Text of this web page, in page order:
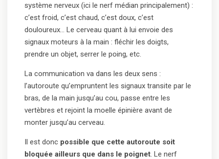
système nerveux (ici le nerf médian principalement) :
c’est froid, c’est chaud, c’est doux, c’est
douloureux… Le cerveau quant à lui envoie des
signaux moteurs à la main : fléchir les doigts,
prendre un objet, serrer le poing, etc.
La communication va dans les deux sens :
l’autoroute qu’empruntent les signaux transite par le
bras, de la main jusqu’au cou, passe entre les
vertèbres et rejoint la moelle épinière avant de
monter jusqu’au cerveau.
Il est donc possible que cette autoroute soit
bloquée ailleurs que dans le poignet . Le nerf